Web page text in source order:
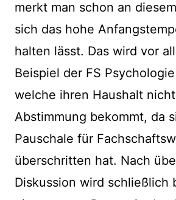
merkt man schon an
sich das hohe
halten lässt. Das wird vor
Beispiel der FS
welche ihren Haushalt
Abstimmung bekommt, da
Pauschale für
überschritten hat. Nach
Diskussion wird schließlich